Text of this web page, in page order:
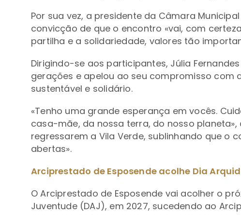
Por sua vez, a presidente da Câmara
convicção de que o encontro «vai, com
partilha e a solidariedade, valores tão
Dirigindo-se aos participantes, Júlia
gerações e apelou ao seu compromisso com
sustentável e solidário.
«Tenho uma grande esperança em vocês.
casa-mãe, da nossa terra, do nosso
regressarem a Vila Verde, sublinhando que o
abertas».
Arciprestado de Esposende acolhe Dia
O Arciprestado de Esposende vai acolher o
Juventude (DAJ), em 2027, sucedendo ao